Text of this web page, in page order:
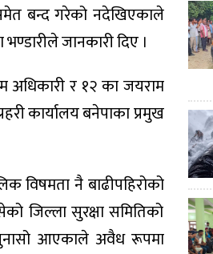
बन्द गरेको नदेखिएकाले
जानकारी दिए ।
अधिकारी र १२ का जयराम
कार्यालय बनेपाका प्रमुख
विषमता नै बाढीपहिरोको
जिल्ला सुरक्षा समितिको
आएकाले अवैध रूपमा